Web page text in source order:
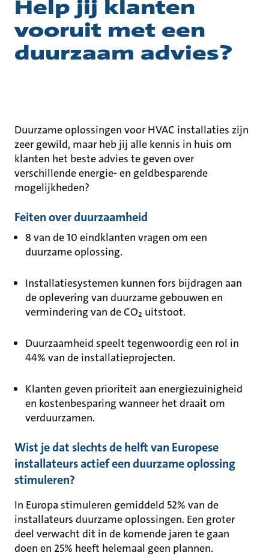
Help jij klanten
vooruit met een
duurzaam advies?
Duurzame oplossingen voor HVAC installaties zijn
zeer gewild, maar heb jij alle kennis in huis om
klanten het beste advies te geven over
verschillende energie- en geldbesparende
mogelijkheden?
Feiten over duurzaamheid
8 van de 10 eindklanten vragen om een
duurzame oplossing.
Installatiesystemen kunnen fors bijdragen aan
de oplevering van duurzame gebouwen en
vermindering van de CO₂ uitstoot.
Duurzaamheid speelt tegenwoordig een rol in
44% van de installatieprojecten.
Klanten geven prioriteit aan energiezuinigheid
en kostenbesparing wanneer het draait om
verduurzamen.
Wist je dat slechts de helft van Europese
installateurs actief een duurzame oplossing
stimuleren?
In Europa stimuleren gemiddeld 52% van de
installateurs duurzame oplossingen. Een groter
deel verwacht dit in de komende jaren te gaan
doen en 25% heeft helemaal geen plannen.